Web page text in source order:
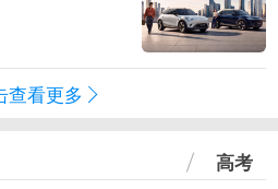
查看更多
高考